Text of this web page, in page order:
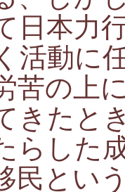
日本力
活動に
苦の上
きたと
らした
民とい